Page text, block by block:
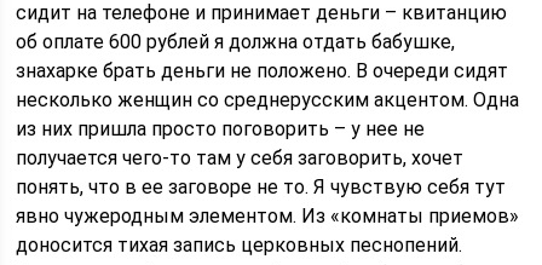
сидит на телефоне и принимает деньги – квитанцию
об оплате 600 рублей я должна отдать бабушке,
знахарке брать деньги не положено. В очереди сидят
несколько женщин со среднерусским акцентом. Одна
из них пришла просто поговорить – у нее не
получается чего-то там у себя заговорить, хочет
понять, что в ее заговоре не то. Я чувствую себя тут
явно чужеродным элементом. Из «комнаты приемов»
доносится тихая запись церковных песнопений.